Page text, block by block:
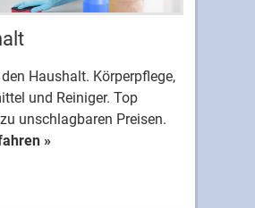
Haushalt. Körperpflege,
und Reiniger. Top
unschlagbaren Preisen.
»